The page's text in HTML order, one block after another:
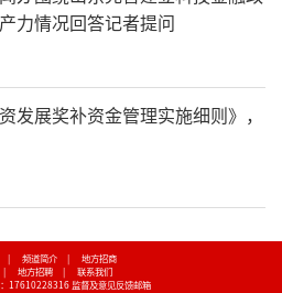
力情况回答记者提问
发展奖补资金管理实施细则》，
| 频道简介 |
地方招商
| 地方招聘 |
联系我们
：17610228316 监督及意见反馈邮箱